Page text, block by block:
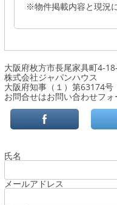
※物件掲載内容と現況
大阪府枚方市長尾家具町4-
株式会社ジャパンハウス
大阪府知事（１）第63174号
お問合せはお問い合わせフォ
氏名
メールアドレス